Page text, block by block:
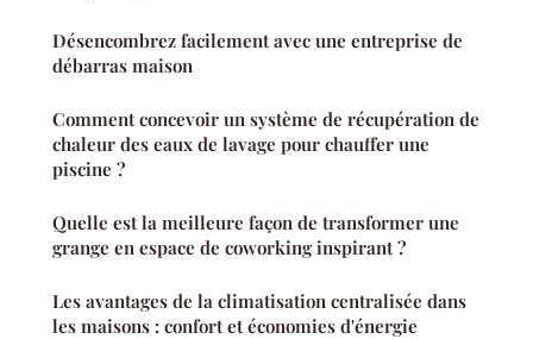
Désencombrez facilement avec une entreprise de
débarras maison
Comment concevoir un système de récupération de
chaleur des eaux de lavage pour chauffer une
piscine ?
Quelle est la meilleure façon de transformer une
grange en espace de coworking inspirant ?
Les avantages de la climatisation centralisée dans
les maisons : confort et économies d'énergie